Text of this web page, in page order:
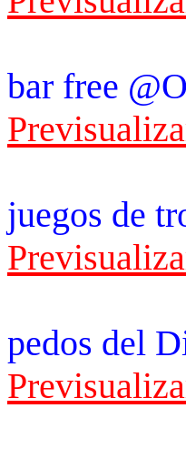
bar free
juegos de
pedos del